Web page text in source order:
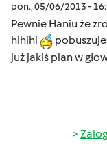
pon., 05/06/2013 -
Pewnie Haniu że
hihihi
już jakiś plan w